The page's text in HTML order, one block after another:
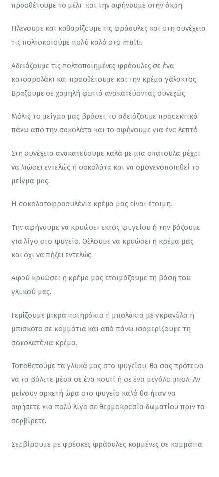
προσθέτουμε το μέλι  και την αφήνουμε στην άκρη.
Πλένουμε και καθαρίζουμε τις φράουλες και στη συνέχεια
τις πολτοποιούμε πολύ καλά στο multi.
Αδειάζουμε τις πολτοποιημένες φράουλες σε ένα
κατσαρολάκι και προσθέτουμε και την κρέμα γάλακτος.
Βράζουμε σε χαμηλή φωτιά ανακατεύοντας συνεχώς.
Μόλις το μείγμα μας βράσει, το αδειάζουμε προσεκτικά
πάνω από την σοκολάτα και το αφήνουμε για ένα λεπτό.
Στη συνέχεια ανακατεύουμε καλά με μια σπάτουλα μέχρι
να λιώσει εντελώς η σοκολάτα και να ομογενοποιηθεί το
μείγμα μας.
Η σοκολατοφραουλένια κρέμα μας είναι έτοιμη.
Την αφήνουμε να κρυώσει εκτός ψυγείου ή την βάζουμε
για λίγο στο ψυγείο. Θέλουμε να κρυώσει η κρέμα μας
και όχι να πήξει εντελώς.
Αφού κρυώσει η κρέμα μας ετοιμάζουμε τη βάση του
γλυκού μας.
Γεμίζουμε μικρά ποτηράκια ή μπολάκια με γκρανόλα ή
μπισκότο σε κομμάτια και από πάνω ισομερίζουμε τη
σοκολατένια κρέμα.
Τοποθετούμε τα γλυκά μας στο ψυγείου, θα σας πρότεινα
να τα βάλετε μέσα σε ένα κουτί ή σε ένα μεγάλο μπολ. Αν
μείνουν αρκετή ώρα στο ψυγείο καλό θα ήταν να
αφήσετε για πολύ λίγο σε θερμοκρασία δωματίου πριν τα
σερβίρετε.
Σερβίρουμε με φρέσκες φράουλες κομμένες σε κομμάτια.